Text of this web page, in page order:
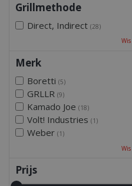
Grillmethode
Direct, Indirect (28)
Merk
Boretti (5)
GRLLR (9)
Kamado Joe (18)
Volt! Industries (1)
Weber (1)
Prijs